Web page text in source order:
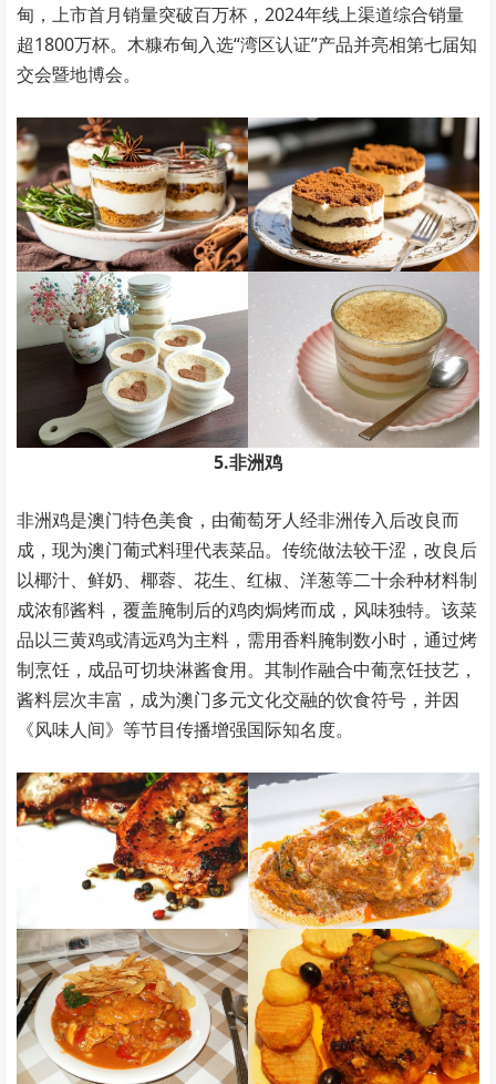
甸，上市首月销量突破百万杯，2024年线上渠道综合销量
超1800万杯。木糠布甸入选“湾区认证”产品并亮相第七届知
交会暨地博会。
5.非洲鸡
非洲鸡是澳门特色美食，由葡萄牙人经非洲传入后改良而
成，现为澳门葡式料理代表菜品。传统做法较干涩，改良后
以椰汁、鲜奶、椰蓉、花生、红椒、洋葱等二十余种材料制
成浓郁酱料，覆盖腌制后的鸡肉焗烤而成，风味独特。该菜
品以三黄鸡或清远鸡为主料，需用香料腌制数小时，通过烤
制烹饪，成品可切块淋酱食用。其制作融合中葡烹饪技艺，
酱料层次丰富，成为澳门多元文化交融的饮食符号，并因
《风味人间》等节目传播增强国际知名度。